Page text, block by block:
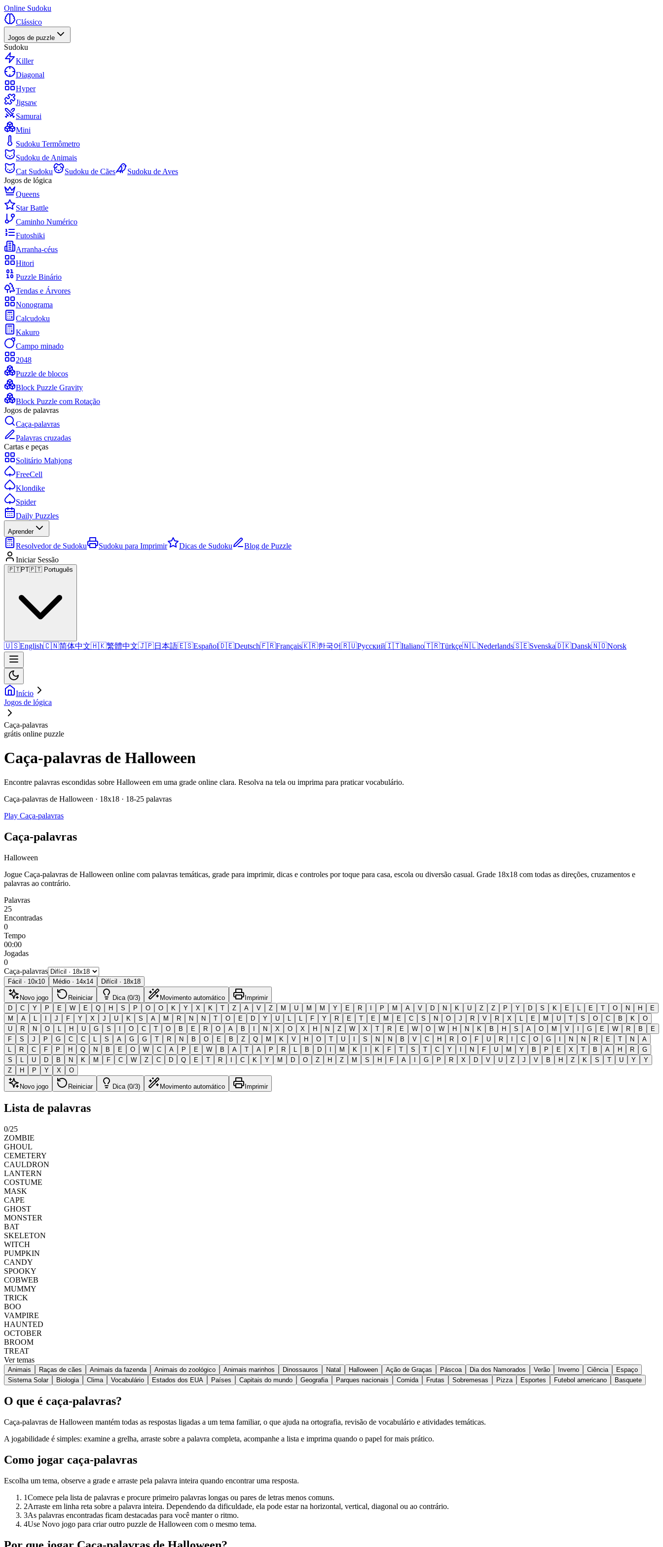
Online Sudoku
Clássico
Jogos de puzzle
Sudoku
Killer
Diagonal
Hyper
Jigsaw
Samurai
Mini
Sudoku Termômetro
Sudoku de Animais
Cat Sudoku
Sudoku de Cães
Sudoku de Aves
Jogos de lógica
Queens
Star Battle
Caminho Numérico
Futoshiki
Arranha-céus
Hitori
Puzzle Binário
Tendas e Árvores
Nonograma
Calcudoku
Kakuro
Campo minado
2048
Puzzle de blocos
Block Puzzle Gravity
Block Puzzle com Rotação
Jogos de palavras
Caça-palavras
Palavras cruzadas
Cartas e peças
Solitário Mahjong
FreeCell
Klondike
Spider
Daily Puzzles
Aprender
Resolvedor de Sudoku Sudoku para Imprimir Dicas de Sudoku
Blog de Puzzle
Iniciar Sessão
🇵🇹PT🇵🇹 Português
🇺🇸English🇨🇳简体中文🇭🇰繁體中文🇯🇵日本語🇪🇸Español🇩🇪Deutsch🇫🇷Français🇰🇷한국어🇷🇺Русский🇮🇹Italiano🇹🇷Türkçe🇳🇱Nederlands🇸🇪Svenska🇩🇰Dansk🇳🇴Norsk
Início
Jogos de lógica
Caça-palavras
grátis online puzzle
Caça-palavras de Halloween
Encontre palavras escondidas sobre Halloween em uma grade online clara. Resolva na tela ou imprima para praticar vocabulário.
Caça-palavras de Halloween · 18x18 · 18-25 palavras
Play Caça-palavras
Caça-palavras
Halloween
Jogue Caça-palavras de Halloween online com palavras temáticas, grade para imprimir, dicas e controles por toque para casa, escola ou diversão casual. Grade 18x18 com todas as direções, cruzamentos e
palavras ao contrário.
Palavras
25
Encontradas
0
Tempo
00:00
Jogadas
0
Caça-palavras
Fácil · 10x10 Médio · 14x14 Difícil · 18x18
Novo jogo Reiniciar Dica (0/3) Movimento automático
Imprimir
D
C Y P E W E Q H S P O O K Y X K T Z A V Z M U M M Y E R I P M A V D N K U Z Z P Y D S K E L E T O N H
E
M
A L I J F Y X J U K S A M R N N T O E D Y U L L F Y R E T E M E C S N O J R V R X L E M U T S O C B K
O
U
R N O L H U G S I O C T O B E R O A B I N X O X H N Z W X T R E W O W H N K B H S A O M V I G E W R B
E
F
S J P G C C L S A G G T R N B O E B Z Q M K V H O T U I S N N B V C H R O F U R I C O G I N N R E T N
A
L
R C F P H Q N B E O W C A P E W B A T A P R L B D I M K I K F T S T C Y I N F U M Y B P E X T B A H R
G
S
L U D B N K M F C W Z C D Q E T R I C K Y M D O Z H Z M S H F A I G P R X D V U Z J V B H Z K S T U Y
Y
Z
H P Y X O
Novo jogo Reiniciar Dica (0/3) Movimento automático Imprimir
Lista de palavras
0/25
ZOMBIE
GHOUL
CEMETERY
CAULDRON
LANTERN
COSTUME
MASK
CAPE
GHOST
MONSTER
BAT
SKELETON
WITCH
PUMPKIN
CANDY
SPOOKY
COBWEB
MUMMY
TRICK
BOO
VAMPIRE
HAUNTED
OCTOBER
BROOM
TREAT
Ver temas
Animais Raças de cães Animais da fazenda Animais do zoológico Animais marinhos Dinossauros Natal Halloween Ação de Graças Páscoa Dia dos Namorados Verão Inverno Ciência
Espaço
Sistema Solar
Biologia Clima Vocabulário Estados dos EUA Países Capitais do mundo Geografia Parques nacionais Comida Frutas Sobremesas Pizza Esportes Futebol americano Basquete
O que é caça-palavras?
Caça-palavras de Halloween mantém todas as respostas ligadas a um tema familiar, o que ajuda na ortografia, revisão de vocabulário e atividades temáticas.
A jogabilidade é simples: examine a grelha, arraste sobre a palavra completa, acompanhe a lista e imprima quando o papel for mais prático.
Como jogar caça-palavras
Escolha um tema, observe a grade e arraste pela palavra inteira quando encontrar uma resposta.
1Comece pela lista de palavras e procure primeiro palavras longas ou pares de letras menos comuns.
2Arraste em linha reta sobre a palavra inteira. Dependendo da dificuldade, ela pode estar na horizontal, vertical, diagonal ou ao contrário.
3As palavras encontradas ficam destacadas para você manter o ritmo.
4Use Novo jogo para criar outro puzzle de Halloween com o mesmo tema.